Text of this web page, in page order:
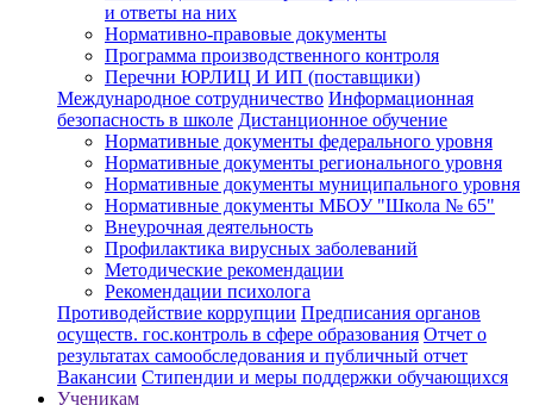
и ответы на них
Нормативно-правовые документы
Программа производственного контроля
Перечни ЮРЛИЦ И ИП (поставщики)
Международное сотрудничество Информационная
безопасность в школе Дистанционное обучение
Нормативные документы федерального уровня
Нормативные документы регионального уровня
Нормативные документы муниципального уровня
Нормативные документы МБОУ "Школа № 65"
Внеурочная деятельность
Профилактика вирусных заболеваний
Методические рекомендации
Рекомендации психолога
Противодействие коррупции Предписания органов
осуществ. гос.контроль в сфере образования Отчет о
результатах самообследования и публичный отчет
Вакансии Стипендии и меры поддержки обучающихся
Ученикам